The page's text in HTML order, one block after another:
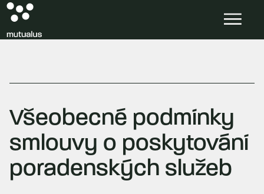
Všeobecné podmínky
smlouvy o poskytování
poradenských služeb